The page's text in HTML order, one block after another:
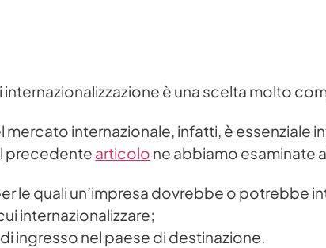
internazionalizzazione è una scelta molto
mercato internazionale, infatti, è
precedente articolo ne abbiamo esaminate
le quali un’impresa dovrebbe o potrebbe
internazionalizzare;
ingresso nel paese di destinazione.